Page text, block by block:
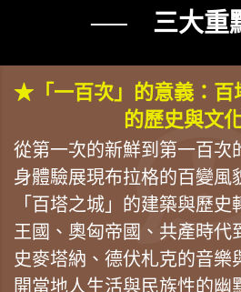
── 三大
★「一百次」的意義：百
的歷史與文
從第一次的新鮮到第一百次
身體驗展現布拉格的百變風
「百塔之城」的建築與歷
王國、奧匈帝國、共產時代
史麥塔納、德伏札克的音樂
開當地人生活與民族性的幽